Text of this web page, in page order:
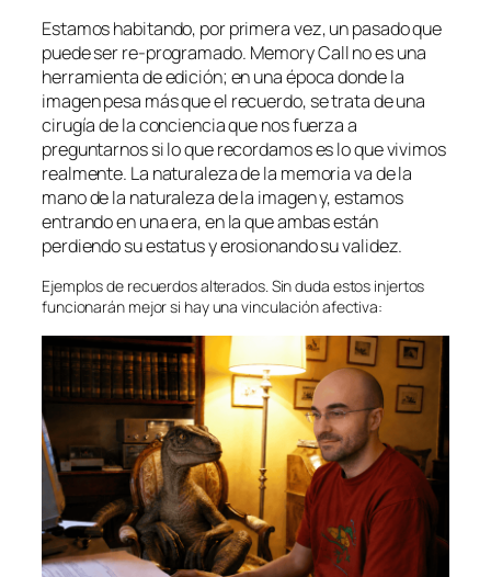
Estamos habitando, por primera vez, un pasado que
puede ser re-programado. Memory Callno es una
herramienta de edición; en una época donde la
imagen pesa más que el recuerdo, se trata de una
cirugía de la conciencia que nos fuerza a
preguntarnos si lo que recordamos es lo que vivimos
realmente. La naturaleza de la memoria va de la
mano de la naturaleza de la imagen y, estamos
entrando en una era, en la que ambas están
perdiendo su estatus y erosionando su validez.
Ejemplos de recuerdos alterados. Sin duda estos injertos
funcionarán mejor si hay una vinculación afectiva: